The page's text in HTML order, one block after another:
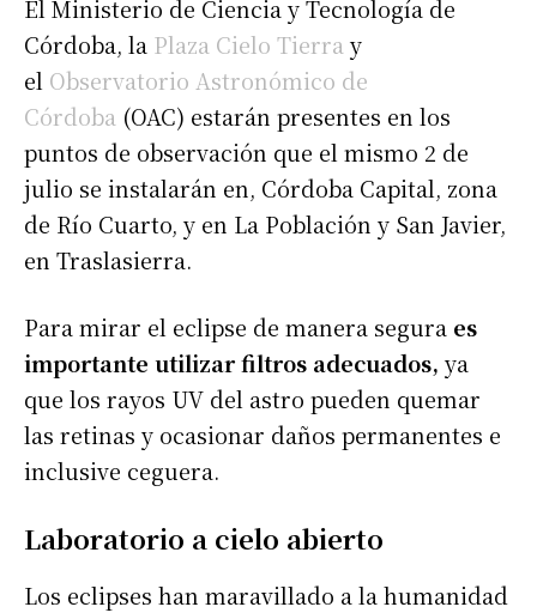
El Ministerio de Ciencia y Tecnología de
Córdoba, la Plaza Cielo Tierra y
el Observatorio Astronómico de
Córdoba (OAC) estarán presentes en los
puntos de observación que el mismo 2 de
julio se instalarán en, Córdoba Capital, zona
de Río Cuarto, y en La Población y San Javier,
en Traslasierra.
Para mirar el eclipse de manera segura es
importante utilizar filtros adecuados, ya
que los rayos UV del astro pueden quemar
las retinas y ocasionar daños permanentes e
inclusive ceguera.
Laboratorio a cielo abierto
Los eclipses han maravillado a la humanidad